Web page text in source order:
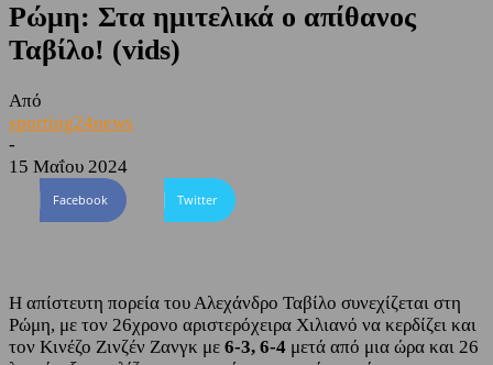
Ρώμη: Στα ημιτελικά ο απίθανος
Ταβίλο! (vids)
Από
sporting24news
-
15 Μαΐου 2024
Facebook Twitter
H απίστευτη πορεία του Αλεχάνδρο Ταβίλο συνεχίζεται στη
Ρώμη, με τον 26χρονο αριστερόχειρα Χιλιανό να κερδίζει και
τον Κινέζο Ζινζέν Ζανγκ με 6-3, 6-4 μετά από μια ώρα και 26